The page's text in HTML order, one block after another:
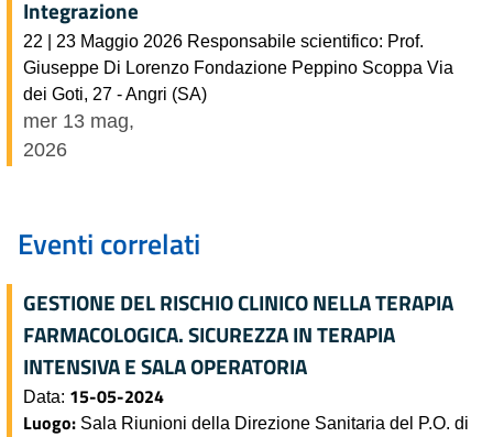
Integrazione
22 | 23 Maggio 2026 Responsabile scientifico: Prof.
Giuseppe Di Lorenzo Fondazione Peppino Scoppa Via
dei Goti, 27 - Angri (SA)
mer 13 mag,
2026
Eventi correlati
GESTIONE DEL RISCHIO CLINICO NELLA TERAPIA
FARMACOLOGICA. SICUREZZA IN TERAPIA
INTENSIVA E SALA OPERATORIA
Data: 15-05-2024
Luogo: Sala Riunioni della Direzione Sanitaria del P.O. di